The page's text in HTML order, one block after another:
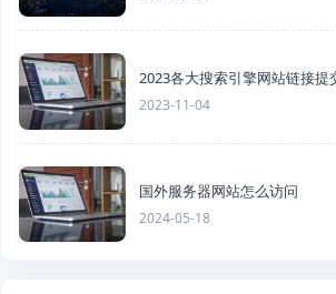
2023各大搜索引擎网站链接提
2023-11-04
国外服务器网站怎么访问
2024-05-18